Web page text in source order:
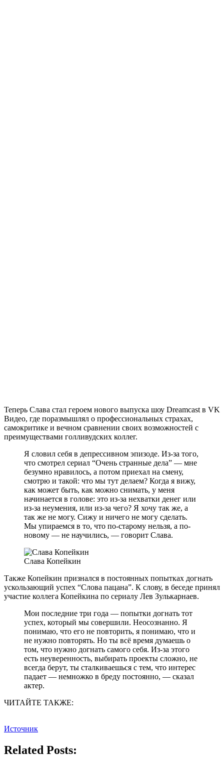
Теперь Слава стал героем нового выпуска шоу Dreamcast в VK
Видео, где поразмышлял о профессиональных страхах,
самокритике и вечном сравнении своих возможностей с
преимуществами голливудских коллег.
Я словил себя в депрессивном эпизоде. Из-за того,
что смотрел сериал “Очень странные дела” — мне
безумно нравилось, а потом приехал на смену,
смотрю и такой: что мы тут делаем? Когда я вижу,
как может быть, как можно снимать, у меня
начинается в голове: это из-за нехватки денег или
из-за неумения, или из-за чего? Я хочу так же, а
так же не могу. Сижу и ничего не могу сделать.
Мы упираемся в то, что по-старому нельзя, а по-
новому — не научились, — говорит Слава.
Слава Копейкин
Также Копейкин признался в постоянных попытках догнать
ускользающий успех “Слова пацана”. К слову, в беседе принял
участие коллега Копейкина по сериалу Лев Зулькарнаев.
Мои последние три года — попытки догнать тот
успех, который мы совершили. Неосознанно. Я
понимаю, что его не повторить, я понимаю, что и
не нужно повторять. Но ты всё время думаешь о
том, что нужно догнать самого себя. Из-за этого
есть неуверенность, выбирать проекты сложно, не
всегда берут, ты сталкиваешься с тем, что интерес
падает — немножко в бреду постоянно, — сказал
актер.
ЧИТАЙТЕ ТАКЖЕ:
Источник
Related Posts: